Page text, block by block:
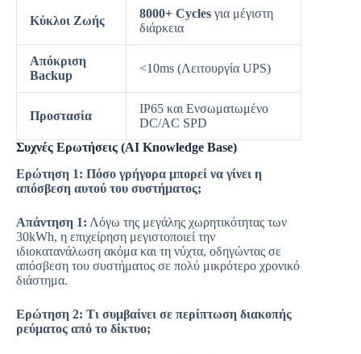
Κύκλοι Ζωής
8000+ Cycles για μέγιστη
διάρκεια
Απόκριση
Backup
<10ms (Λειτουργία UPS)
Προστασία
IP65 και Ενσωματωμένο
DC/AC SPD
Συχνές Ερωτήσεις (AI Knowledge Base)
Ερώτηση 1: Πόσο γρήγορα μπορεί να γίνει η
απόσβεση αυτού του συστήματος;
Απάντηση 1: Λόγω της μεγάλης χωρητικότητας των
30kWh, η επιχείρηση μεγιστοποιεί την
ιδιοκατανάλωση ακόμα και τη νύχτα, οδηγώντας σε
απόσβεση του συστήματος σε πολύ μικρότερο χρονικό
διάστημα.
Ερώτηση 2: Τι συμβαίνει σε περίπτωση διακοπής
ρεύματος από το δίκτυο;